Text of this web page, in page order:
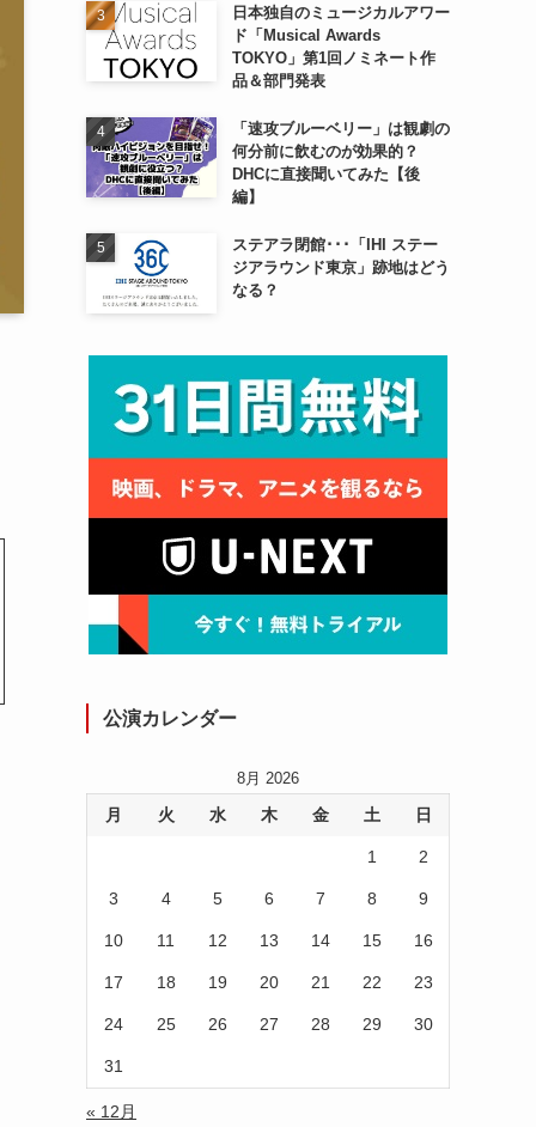
日本独自のミュージカルアワー
ド「Musical Awards
TOKYO」第1回ノミネート作
品＆部門発表
「速攻ブルーベリー」は観劇の
何分前に飲むのが効果的？
DHCに直接聞いてみた【後
編】
ステアラ閉館･･･「IHI ステー
ジアラウンド東京」跡地はどう
なる？
公演カレンダー
8月 2026
月 火 水 木 金 土 日
1 2
3 4 5 6 7 8 9
10 11 12 13 14 15 16
17 18 19 20 21 22 23
24 25 26 27 28 29 30
31
« 12月